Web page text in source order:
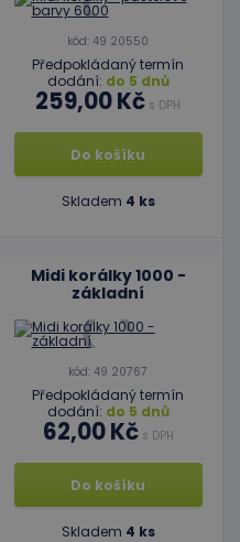
kód: 49 20550
Předpokládaný termín
dodání: do 5 dnů
259,00 Kč s DPH
Do košíku
Skladem 4 ks
Midi korálky 1000 -
základní
kód: 49 20767
Předpokládaný termín
dodání: do 5 dnů
62,00 Kčs DPH
Do košíku
Skladem 4 ks